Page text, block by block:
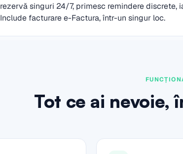
rezervă singuri 24/7, primesc remindere
Include facturare e-Factura, într-un singur loc.
Tot ce ai nevoie,